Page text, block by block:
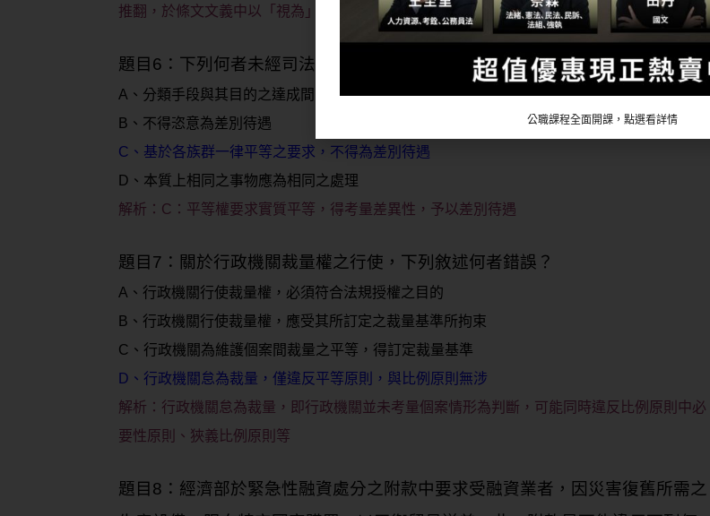
推翻，於條文文義中以「視為」表示。
題目6：下列何者未經司法院解釋為憲法平等原則之內涵？
A、分類手段與其目的之達成間，具有實質關聯
B、不得恣意為差別待遇
C、基於各族群一律平等之要求，不得為差別待遇
D、本質上相同之事物應為相同之處理
解析： C：平等權要求實質平等，得考量差異性，予以差別待遇
題目7：關於行政機關裁量權之行使，下列敘述何者錯誤？
A、行政機關行使裁量權，必須符合法規授權之目的
B、行政機關行使裁量權，應受其所訂定之裁量基準所拘束
C、行政機關為維護個案間裁量之平等，得訂定裁量基準
D、行政機關怠為裁量，僅違反平等原則，與比例原則無涉
解析： 行政機關怠為裁量，即行政機關並未考量個案情形為判斷，可能同時違反比例原則中必
要性原則、狹義比例原則等
題目8：經濟部於緊急性融資處分之附款中要求受融資業者，因災害復舊所需之
公職課程全面開課，點選看詳情